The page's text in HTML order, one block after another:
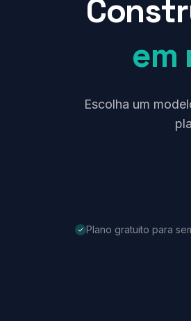
em
Escolha um
Plano gratuito para